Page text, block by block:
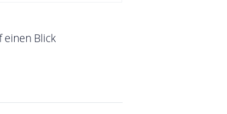
einen Blick